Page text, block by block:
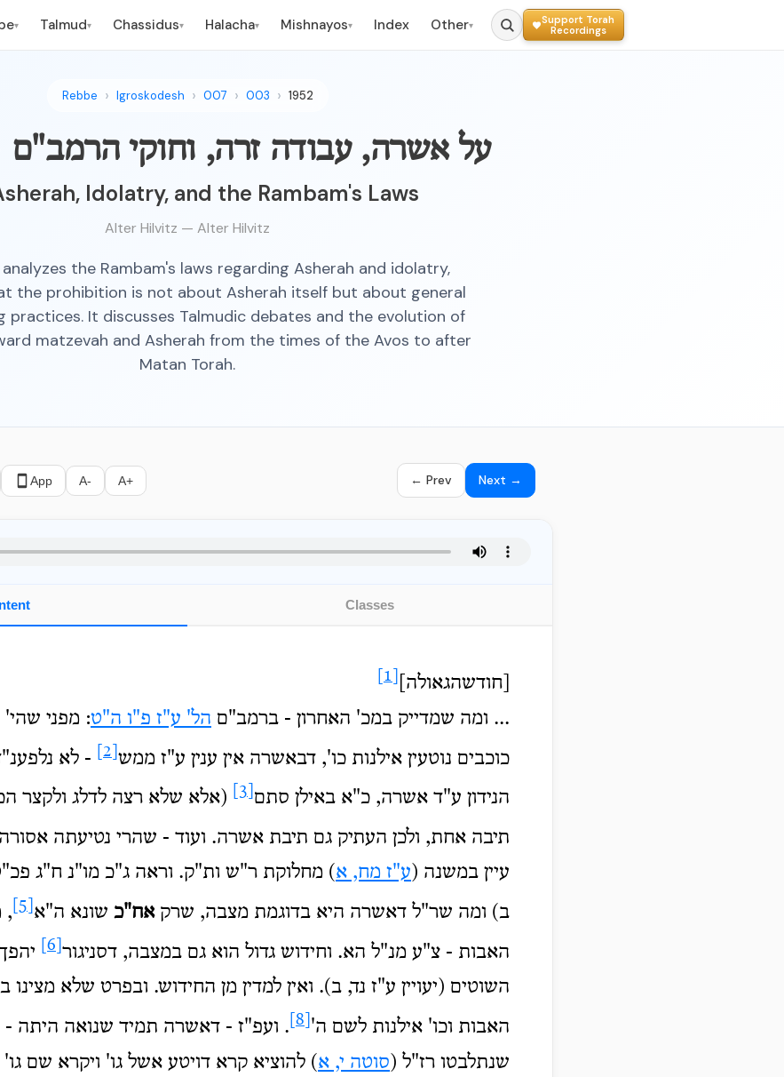
▾ Talmud▾ Chassidus▾ Halacha▾ Mishnayos▾ Index Other▾
Support Torah
Recordings
Rebbe Igroskodesh 007 003 1952
על אשרה, עבודה זרה, וחוקי הרמב"ם
Idolatry, and the Rambam's Laws
Alter Hilvitz — Alter Hilvitz
the Rambam's laws regarding Asherah and idolatry,
the prohibition is not about Asherah itself but about general
practices. It discusses Talmudic debates and the evolution of
matzevah and Asherah from the times of the Avos to after
Matan Torah.
App A- A+ ← Prev Next →
Classes
[חודשהגאולה]
... ומה שמדייק במכ' האחרון - ברמב"ם הל' ע"ז פ"ו ה"ט: מפני שהי'
כוכבים נוטעין אילנות כו', דבאשרה אין ענין ע"ז ממש
- לא
הנידון ע"ד אשרה, כ"א באילן סתם
(אלא שלא רצה לדלג ולקצר
תיבה אחת, ולכן העתיק גם תיבת אשרה. ועוד - שהרי נטיעתה
עיין במשנה (ע"ז מח, א) מחלוקת ר"ש ות"ק. וראה ג"כ מו"נ ח"ג
ב) ומה שר"ל דאשרה היא בדוגמת מצבה, שרקאח"כ שונא ה"א
,
האבות - צ"ע מנ"ל הא. וחידוש גדול הוא גם במצבה, דסניגור
השוטים (יעויין ע"ז נד, ב). ואין למדין מן החידוש. ובפרט שלא
האבות וכו' אילנות לשם ה'
. ועפ"ז - דאשרה תמיד שנואה היתה -
שנתלבטו רז"ל (סוטה י, א) להוציא קרא דויטע אשל גו' ויקרא שם